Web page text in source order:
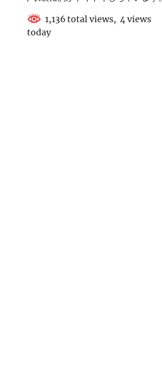
1,136 total views, 4 views
today